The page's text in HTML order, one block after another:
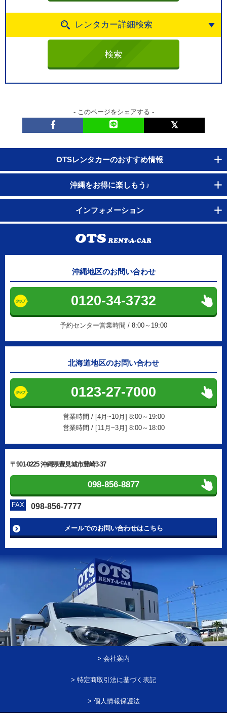
レンタカー詳細検索
- このページをシェアする -
OTSレンタカーのおすすめ情報
沖縄をお得に楽しもう♪
インフォメーション
沖縄地区のお問い合わせ
0120-34-3732
予約センター営業時間 / 8:00～19:00
北海道地区のお問い合わせ
0123-27-7000
営業時間 / [4月~10月] 8:00～19:00
営業時間 / [11月~3月] 8:00～18:00
〒901-0225 沖縄県豊見城市豊崎3-37
098-856-8877
FAX 098-856-7777
メールでのお問い合わせはこちら
> 会社案内
> 特定商取引法に基づく表記
> 個人情報保護法